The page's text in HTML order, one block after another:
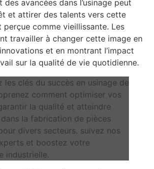
avancées dans l’usinage peut
et attirer des talents vers cette
perçue comme vieillissante. Les
travailler à changer cette image en
et en montrant l’impact
sur la qualité de vie quotidienne.